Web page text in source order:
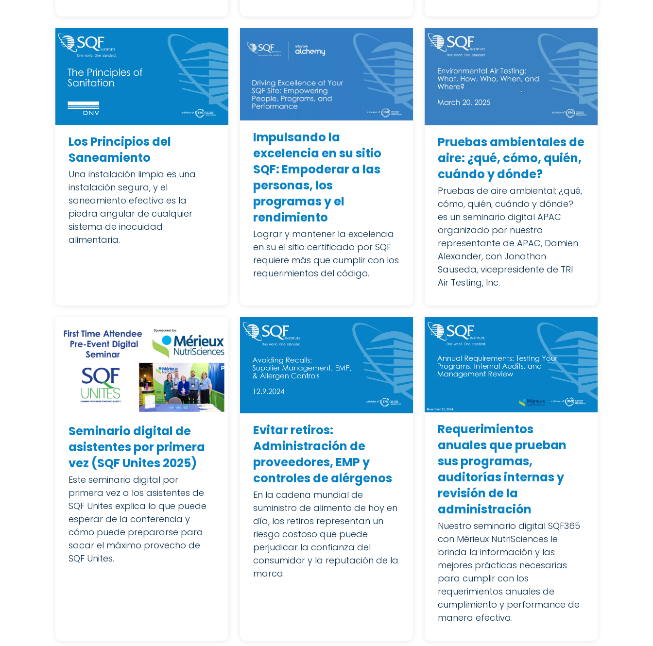
Los Principios del
Saneamiento
Una instalación limpia es una
instalación segura, y el
saneamiento efectivo es la
piedra angular de cualquier
sistema de inocuidad
alimentaria.
Impulsando la
excelencia en su sitio
SQF: Empoderar a las
personas, los
programas y el
rendimiento
Lograr y mantener la excelencia
en su el sitio certificado por SQF
requiere más que cumplir con los
requerimientos del código.
Pruebas ambientales de
aire: ¿qué, cómo, quién,
cuándo y dónde?
Pruebas de aire ambiental: ¿qué,
cómo, quién, cuándo y dónde?
es un seminario digital APAC
organizado por nuestro
representante de APAC, Damien
Alexander, con Jonathon
Sauseda, vicepresidente de TRI
Air Testing, Inc.
Seminario digital de
asistentes por primera
vez (SQF Unites 2025)
Este seminario digital por
primera vez a los asistentes de
SQF Unites explica lo que puede
esperar de la conferencia y
cómo puede prepararse para
sacar el máximo provecho de
SQF Unites.
Evitar retiros:
Administración de
proveedores, EMP y
controles de alérgenos
En la cadena mundial de
suministro de alimento de hoy en
día, los retiros representan un
riesgo costoso que puede
perjudicar la confianza del
consumidor y la reputación de la
marca.
Requerimientos
anuales que prueban
sus programas,
auditorías internas y
revisión de la
administración
Nuestro seminario digital SQF365
con Mérieux NutriSciences le
brinda la información y las
mejores prácticas necesarias
para cumplir con los
requerimientos anuales de
cumplimiento y performance de
manera efectiva.